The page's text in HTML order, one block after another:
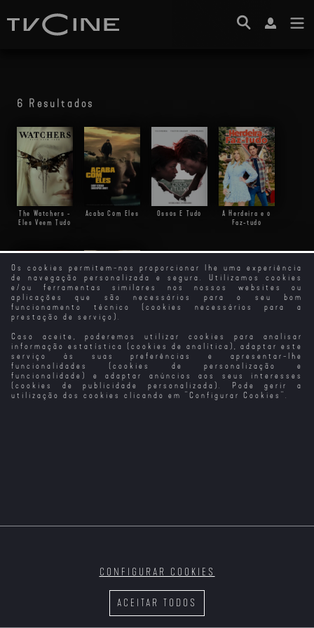
Os cookies permitem-nos proporcionar lhe uma experiência
de navegação personalizada e segura. Utilizamos cookies
e/ou ferramentas similares nos nossos websites ou
aplicações que são necessários para o seu bom
funcionamento técnico (cookies necessários para a
prestação de serviço).
Caso aceite, poderemos utilizar cookies para analisar
informação estatística (cookies de analítica), adaptar este
serviço às suas preferências e apresentar-lhe
funcionalidades (cookies de personalização e
funcionalidade) e adaptar anúncios aos seus interesses
(cookies de publicidade personalizada). Pode gerir a
utilização dos cookies clicando em " Configurar Cookies ".
ACEITAR TODOS
CONFIGURAR COOKIES
6 Resultados
The Watchers -
Eles Veem Tudo
Acaba Com Eles Ossos E Tudo
A Herdeira e o
Faz-tudo
Não Deixemos
Que Tudo Se
Perca Esta
Noite
After: Depois de
Tudo (2023)